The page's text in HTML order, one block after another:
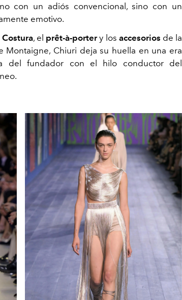
con un adiós convencional, sino con un
emotivo.
, el prêt-à-portery los accesorios de la
Montaigne, Chiuri deja su huella en una era
del fundador con el hilo conductor del